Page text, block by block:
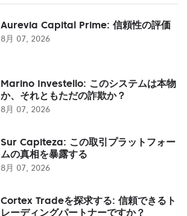
Aurevia Capital Prime: 信頼性の評価
8月 07, 2026
Marino Investello: このシステムは本物
か、それともただの詐欺か？
8月 07, 2026
Sur Capiteza: この取引プラットフォー
ムの真相を暴露する
8月 07, 2026
Cortex Tradeを探求する: 信頼できるト
レーディングパートナーですか？